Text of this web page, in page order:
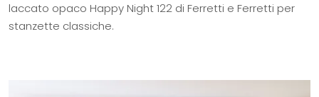
laccato opaco Happy Night 122 di Ferretti e Ferretti per
stanzette classiche.